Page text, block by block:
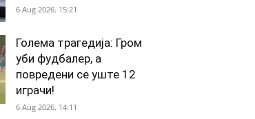
6 Aug 2026. 15:21
Голема трагедија: Гром
уби фудбалер, а
повредени се уште 12
играчи!
6 Aug 2026. 14:11